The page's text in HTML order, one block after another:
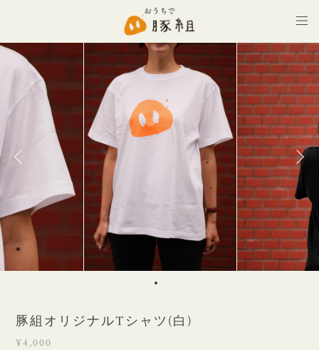
豚組オリジナルTシャツ(白)
¥4,000